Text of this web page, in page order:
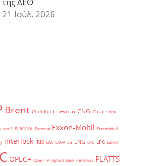
21 Ιούλ. 2026
Brent Cedefop Chevron CNG Coral Coral
euro 5 EUROPOL Eurostat Exxon-Mobil ExxonMobil
interlock IRIS kWh LANA LG LNG LPC LPG Lukoil
OPEC+ Open TV Optima Bank Petrolina PLATTS